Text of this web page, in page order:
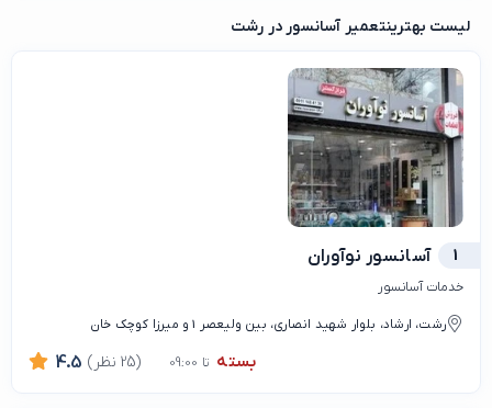
لیست بهترینتعمیر آسانسور در رشت
1 آسانسور نوآوران
خدمات آسانسور
رشت، ارشاد، بلوار شهید انصاری، بین ولیعصر 1 و میرزا کوچک خان
بسته تا 09:00 4.5 (25 نظر)